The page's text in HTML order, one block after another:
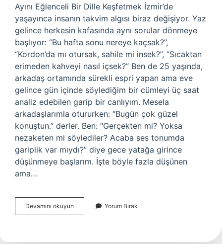
Ayını Eğlenceli Bir Dille Keşfetmek İzmir’de
yaşayınca insanın takvim algısı biraz değişiyor. Yaz
gelince herkesin kafasında aynı sorular dönmeye
başlıyor: “Bu hafta sonu nereye kaçsak?”,
“Kordon’da mı otursak, sahile mi insek?”, “Sıcaktan
erimeden kahveyi nasıl içsek?” Ben de 25 yaşında,
arkadaş ortamında sürekli espri yapan ama eve
gelince gün içinde söylediğim bir cümleyi üç saat
analiz edebilen garip bir canlıyım. Mesela
arkadaşlarımla otururken: “Bugün çok güzel
konuştun.” derler. Ben: “Gerçekten mi? Yoksa
nezaketen mi söylediler? Acaba ses tonumda
gariplik var mıydı?” diye gece yatağa girince
düşünmeye başlarım. İşte böyle fazla düşünen
ama…
Devamını okuyun
haram
?
Yorum Bırak